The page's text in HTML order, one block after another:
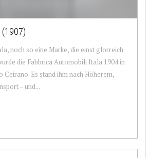
(1907)
noch so eine Marke, die einst glorreich
die Fabbrica Automobili Itala 1904 in
Ceirano. Es stand ihm nach Höherem,
– und...